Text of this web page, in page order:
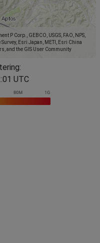
P Corp., GEBCO, USGS, FAO, NPS,
Esri Japan, METI, Esri China
and the GIS User Community
UTC